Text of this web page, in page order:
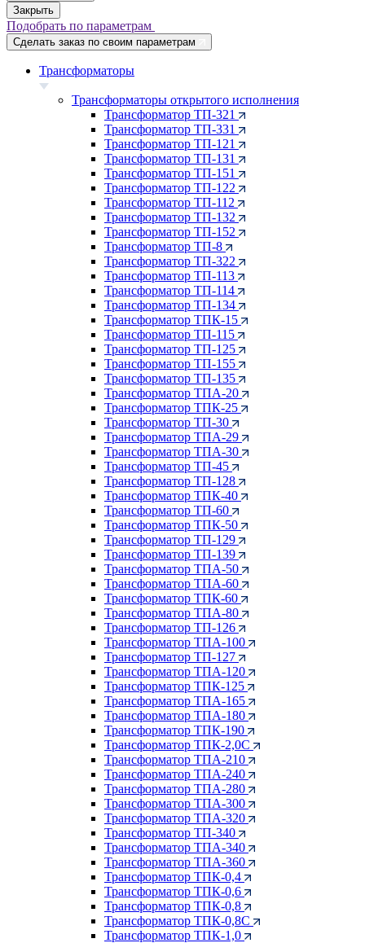
Закрыть
Подобрать по параметрам
Сделать заказ по своим параметрам
Трансформаторы
Трансформаторы открытого исполнения
Трансформатор ТП-321
Трансформатор ТП-331
Трансформатор ТП-121
Трансформатор ТП-131
Трансформатор ТП-151
Трансформатор ТП-122
Трансформатор ТП-112
Трансформатор ТП-132
Трансформатор ТП-152
Трансформатор ТП-8
Трансформатор ТП-322
Трансформатор ТП-113
Трансформатор ТП-114
Трансформатор ТП-134
Трансформатор ТПК-15
Трансформатор ТП-115
Трансформатор ТП-125
Трансформатор ТП-155
Трансформатор ТП-135
Трансформатор ТПА-20
Трансформатор ТПК-25
Трансформатор ТП-30
Трансформатор ТПА-29
Трансформатор ТПА-30
Трансформатор ТП-45
Трансформатор ТП-128
Трансформатор ТПК-40
Трансформатор ТП-60
Трансформатор ТПК-50
Трансформатор ТП-129
Трансформатор ТП-139
Трансформатор ТПА-50
Трансформатор ТПА-60
Трансформатор ТПК-60
Трансформатор ТПА-80
Трансформатор ТП-126
Трансформатор ТПА-100
Трансформатор ТП-127
Трансформатор ТПА-120
Трансформатор ТПК-125
Трансформатор ТПА-165
Трансформатор ТПА-180
Трансформатор ТПК-190
Трансформатор ТПК-2,0С
Трансформатор ТПА-210
Трансформатор ТПА-240
Трансформатор ТПА-280
Трансформатор ТПА-300
Трансформатор ТПА-320
Трансформатор ТП-340
Трансформатор ТПА-340
Трансформатор ТПА-360
Трансформатор ТПК-0,4
Трансформатор ТПК-0,6
Трансформатор ТПК-0,8
Трансформатор ТПК-0,8С
Трансформатор ТПК-1,0